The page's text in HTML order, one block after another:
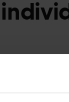
och är en del